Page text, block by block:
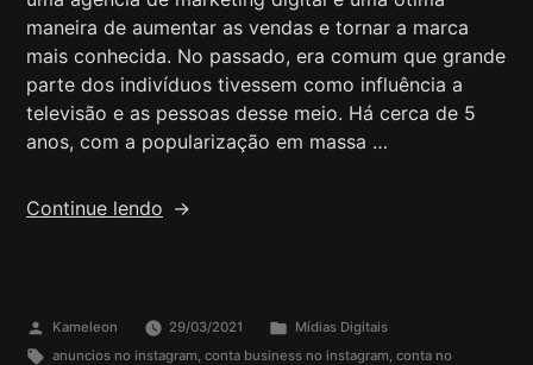
maneira de aumentar as vendas e tornar a marca
mais conhecida. No passado, era comum que grande
parte dos indivíduos tivessem como influência a
televisão e as pessoas desse meio. Há cerca de 5
anos, com a popularização em massa …
Continue lendo
Kameleon 29/03/2021
Mídias Digitais
anuncios no instagram conta business no instagram conta no